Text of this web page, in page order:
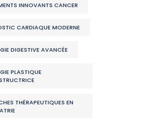
INNOVANTS CANCER
CARDIAQUE MODERNE
DIGESTIVE AVANCÉE
PLASTIQUE
THÉRAPEUTIQUES EN